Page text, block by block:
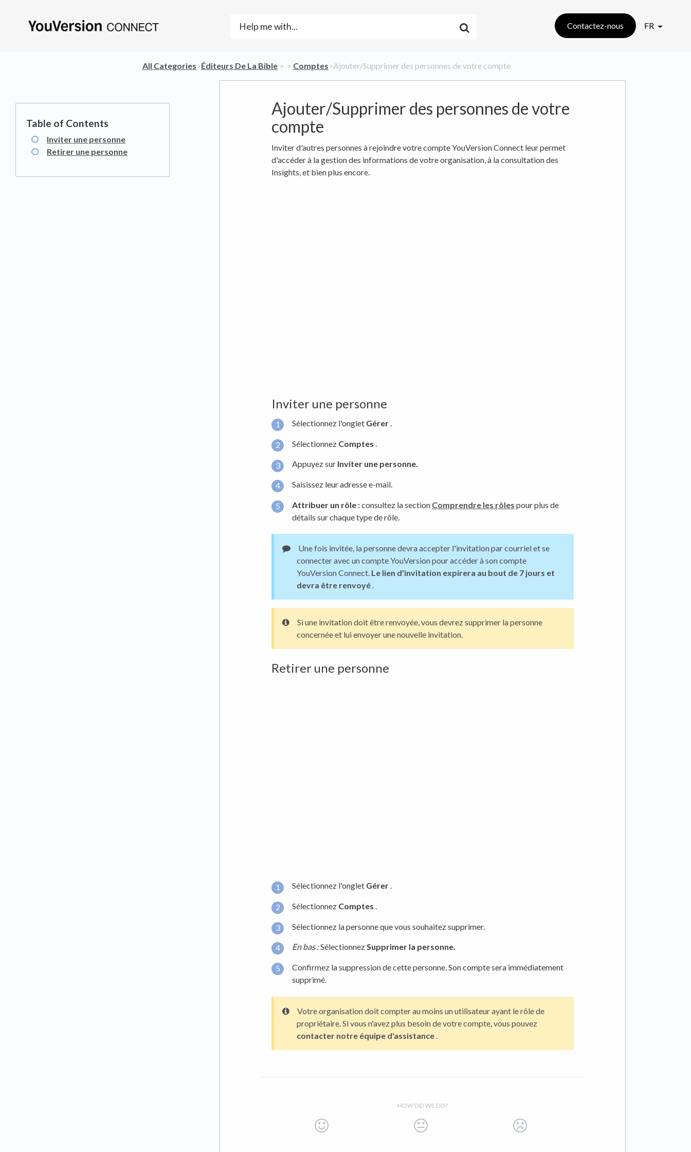
Contactez-nous FR
All Categories​>​​Éditeurs De La Bible ​ > ​ ​ > ​ ​Comptes​>​ Ajouter/Supprimer des personnes de votre compte
Ajouter/Supprimer des personnes de votre
compte
Inviter une personne
Retirer une personne
Inviter d'autres personnes à rejoindre votre compte YouVersion Connect leur permet
d'accéder à la gestion des informations de votre organisation, à la consultation des
Insights, et bien plus encore.
Inviter une personne
Sélectionnez l'onglet Gérer.
Sélectionnez Comptes
Appuyez sur Inviter une personne.
Saisissez leur adresse e-mail.
Attribuer un rôle :consultez la section Comprendre les rôles pour plus de
détails sur chaque type de rôle.
Une fois invitée, la personne devra accepter l'invitation par courriel et se
connecter avec un compte YouVersion pour accéder à son compte
YouVersion Connect. Le lien d'invitation expirera au bout de 7 jours et
devra être renvoyé .
Si une invitation doit être renvoyée, vous devrez supprimer la personne
concernée et lui envoyer une nouvelle invitation.
Retirer une personne
Sélectionnez l'onglet Gérer.
Sélectionnez Comptes .
Sélectionnez la personne que vous souhaitez supprimer.
En bas :SélectionnezSupprimer la personne.
Confirmez la suppression de cette personne. Son compte sera immédiatement
supprimé.
Votre organisation doit compter au moins un utilisateur ayant le rôle de
propriétaire. Si vous n'avez plus besoin de votre compte, vous pouvez
contacter notre équipe d'assistance
HOW DID WE DO?